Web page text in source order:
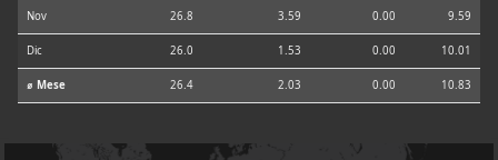
Nov 26.8 3.59 0.00 9.59
Dic 26.0 1.53 0.00 10.01
⌀ Mese 26.4 2.03 0.00 10.83